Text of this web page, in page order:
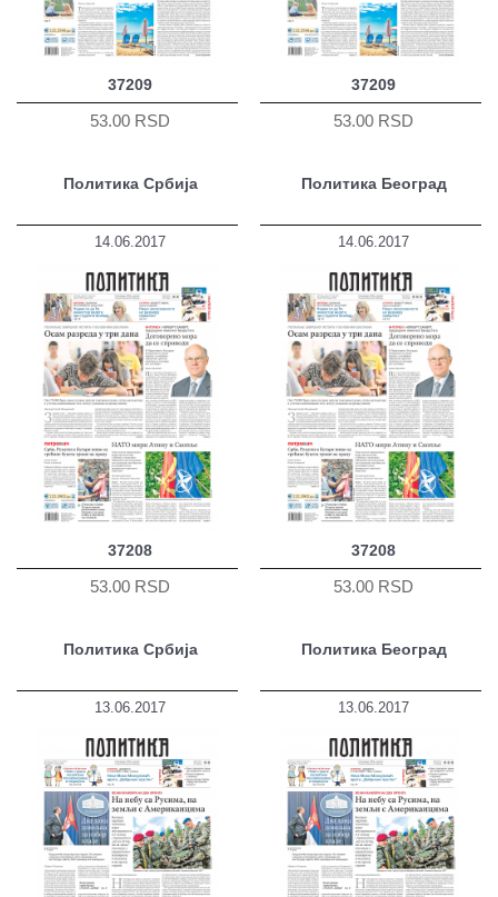
37209
53.00 RSD
37209
53.00 RSD
Политика Србија
14.06.2017
37208
53.00 RSD
Политика Београд
14.06.2017
37208
53.00 RSD
Политика Србија
13.06.2017
Политика Београд
13.06.2017